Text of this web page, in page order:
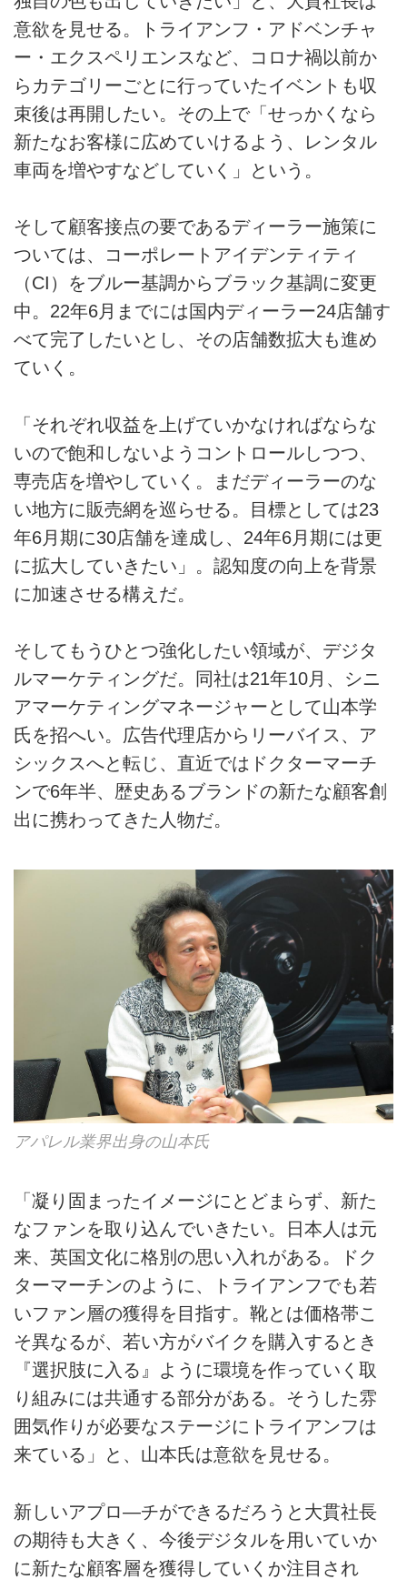
意欲を見せる。トライアンフ・アドベンチャ
ー・エクスペリエンスなど、コロナ禍以前か
らカテゴリーごとに行っていたイベントも収
束後は再開したい。その上で「せっかくなら
新たなお客様に広めていけるよう、レンタル
車両を増やすなどしていく」という。
そして顧客接点の要であるディーラー施策に
ついては、コーポレートアイデンティティ
（CI）をブルー基調からブラック基調に変更
中。22年6月までには国内ディーラー24店舗す
べて完了したいとし、その店舗数拡大も進め
ていく。
「それぞれ収益を上げていかなければならな
いので飽和しないようコントロールしつつ、
専売店を増やしていく。まだディーラーのな
い地方に販売網を巡らせる。目標としては23
年6月期に30店舗を達成し、24年6月期には更
に拡大していきたい」。認知度の向上を背景
に加速させる構えだ。
そしてもうひとつ強化したい領域が、デジタ
ルマーケティングだ。同社は21年10月、シニ
アマーケティングマネージャーとして山本学
氏を招へい。広告代理店からリーバイス、ア
シックスへと転じ、直近ではドクターマーチ
ンで6年半、歴史あるブランドの新たな顧客創
出に携わってきた人物だ。
アパレル業界出身の山本氏
「凝り固まったイメージにとどまらず、新た
なファンを取り込んでいきたい。日本人は元
来、英国文化に格別の思い入れがある。ドク
ターマーチンのように、トライアンフでも若
いファン層の獲得を目指す。靴とは価格帯こ
そ異なるが、若い方がバイクを購入するとき
『選択肢に入る』ように環境を作っていく取
り組みには共通する部分がある。そうした雰
囲気作りが必要なステージにトライアンフは
来ている」と、山本氏は意欲を見せる。
新しいアプロ―チができるだろうと大貫社長
の期待も大きく、今後デジタルを用いていか
に新たな顧客層を獲得していくか注目され